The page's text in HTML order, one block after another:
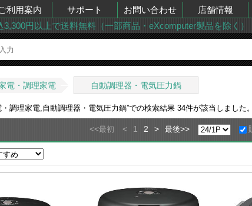
利用案内 サポート お問い合わせ 店舗情報
3,300円以上で送料無料（一部商品・eXcomputer製品を除く）
電・調理家電 自動調理器・電気圧力鍋
調理家電,自動調理器・電気圧力鍋”での検索結果 34件が該当しました。
<<最初 < 1 2 > 最後>>